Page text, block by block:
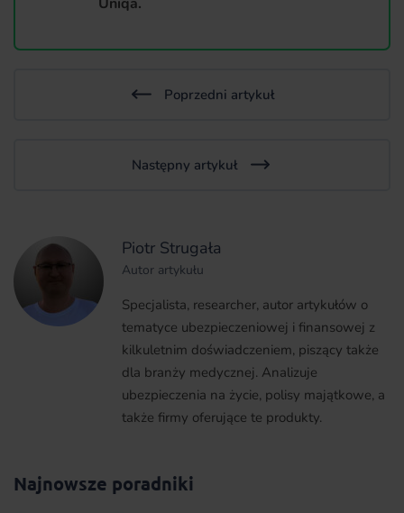
Poprzedni artykuł
Następny artykuł
Piotr Strugała
Autor artykułu
Specjalista, researcher, autor artykułów o
tematyce ubezpieczeniowej i finansowej z
kilkuletnim doświadczeniem, piszący także
dla branży medycznej. Analizuje
ubezpieczenia na życie, polisy majątkowe, a
także firmy oferujące te produkty.
Najnowsze poradniki